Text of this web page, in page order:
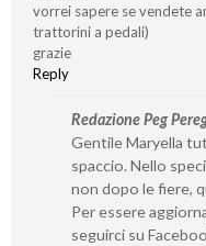
vorrei sapere se vendete
trattorini a pedali)
grazie
Reply
Redazione Peg
Gentile Maryella
spaccio. Nello
non dopo le fiere,
Per essere
seguirci su